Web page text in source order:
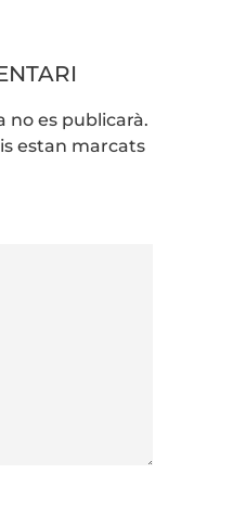
no es publicarà.
estan marcats